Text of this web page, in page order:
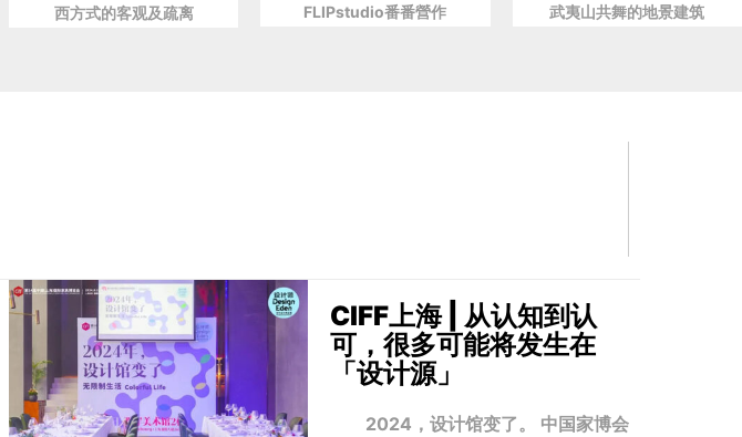
西方式的客观及疏离
FLIPstudio番番營作
武夷山共舞的地景建筑
CIFF上海 | 从认知到认
可，很多可能将发生在
「设计源」
2024，设计馆变了。 中国家博会